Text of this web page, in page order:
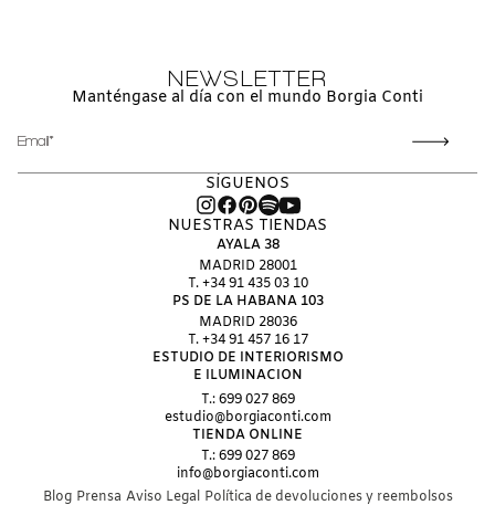
NEWSLETTER
Manténgase al día con el mundo Borgia Conti
SÍGUENOS
NUESTRAS TIENDAS
AYALA 38
MADRID 28001
T. +34 91 435 03 10
PS DE LA HABANA 103
MADRID 28036
T. +34 91 457 16 17
ESTUDIO DE INTERIORISMO
E ILUMINACION
T.: 699 027 869
estudio@borgiaconti.com
TIENDA ONLINE
T.: 699 027 869
info@borgiaconti.com
Blog Prensa Aviso Legal Política de devoluciones y reembolsos